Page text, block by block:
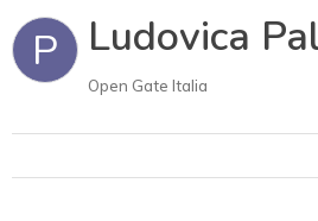
P Ludovica
Open Gate Italia